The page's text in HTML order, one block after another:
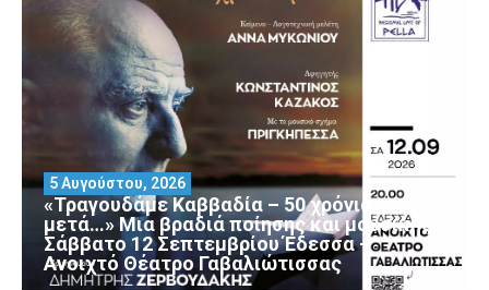
«Τραγουδάμε Καββαδία – 50 χρόνια
μετά…» Μια βραδιά ποίησης και μουσικής
Σάββατο 12 Σεπτεμβρίου Έδεσσα –
Ανοιχτό Θέατρο Γαβαλιώτισσας
5 Αυγούστου, 2026